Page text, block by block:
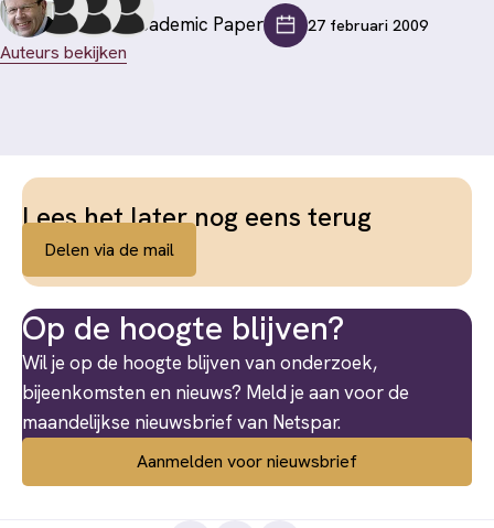
Auteurs bekijken
Academic Paper 27 februari 2009
Lees het later nog eens terug
Delen via de mail
Op de hoogte blijven?
Wil je op de hoogte blijven van onderzoek,
bijeenkomsten en nieuws? Meld je aan voor de
maandelijkse nieuwsbrief van Netspar.
Aanmelden voor nieuwsbrief